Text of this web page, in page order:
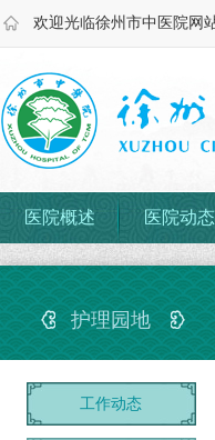
欢迎光临徐州市中医院网
医院概述 医院动态
护理园地
工作动态